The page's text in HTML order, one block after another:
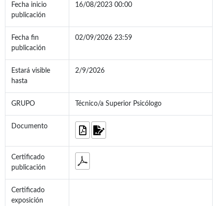
Fecha inicio
publicación
16/08/2023 00:00
Fecha fin
publicación
02/09/2026 23:59
Estará visible
hasta
2/9/2026
GRUPO Técnico/a Superior Psicólogo
Documento
Certificado
publicación
Certificado
exposición